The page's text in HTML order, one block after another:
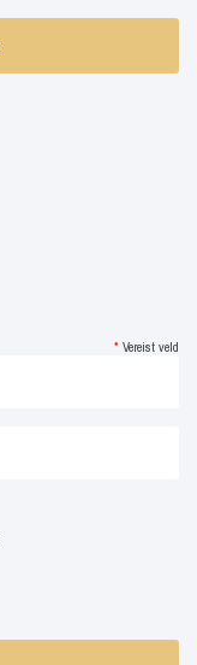
* Vereist veld